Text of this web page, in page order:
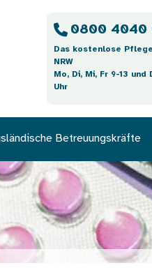
0800 4040
Das kostenlose
NRW
Mo, Di, Mi, Fr 9-13 und
Uhr
Betreuungskräfte